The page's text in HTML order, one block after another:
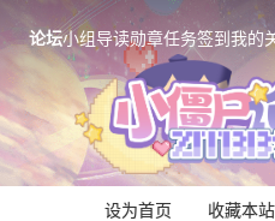
论坛小组导读勋章任务签到我的
设为首页 收藏本站